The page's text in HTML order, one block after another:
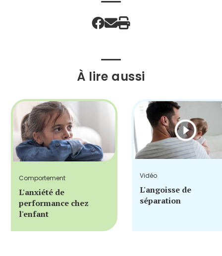
À lire aussi
Comportement
L'anxiété de
performance chez
l'enfant
Vidéo
L'angoisse de
séparation